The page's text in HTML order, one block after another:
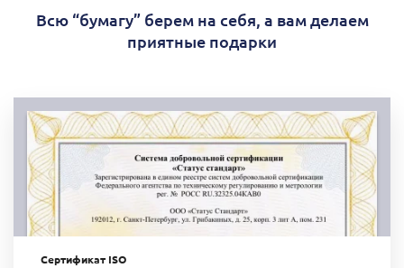
Всю “бумагу” берем на себя, а вам делаем
приятные подарки
Сертификат ISO